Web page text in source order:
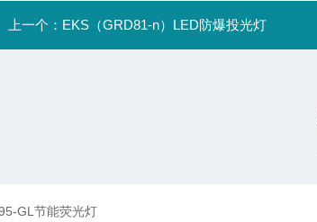
上一个： EKS（GRD81-n）LED防爆投光灯